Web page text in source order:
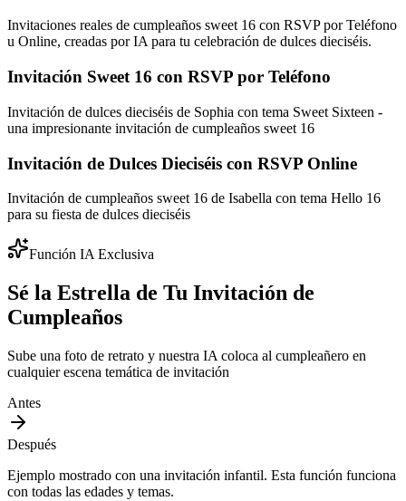
Invitaciones reales de cumpleaños sweet 16 con RSVP por Teléfono
u Online, creadas por IA para tu celebración de dulces dieciséis.
Invitación Sweet 16 con RSVP por Teléfono
Invitación de dulces dieciséis de Sophia con tema Sweet Sixteen -
una impresionante invitación de cumpleaños sweet 16
Invitación de Dulces Dieciséis con RSVP Online
Invitación de cumpleaños sweet 16 de Isabella con tema Hello 16
para su fiesta de dulces dieciséis
Función IA Exclusiva
Sé la Estrella de Tu Invitación de
Cumpleaños
Sube una foto de retrato y nuestra IA coloca al cumpleañero en
cualquier escena temática de invitación
Antes
Después
Ejemplo mostrado con una invitación infantil. Esta función funciona
con todas las edades y temas.